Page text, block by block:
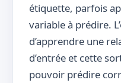
étiquette, parfois
variable à prédire.
d’apprendre une
d’entrée et cette
pouvoir prédire